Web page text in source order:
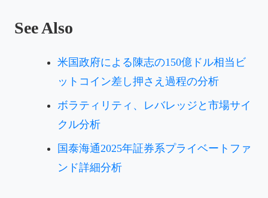
See Also
米国政府による陳志の150億ドル相当ビ
ットコイン差し押さえ過程の分析
ボラティリティ、レバレッジと市場サイ
クル分析
国泰海通2025年証券系プライベートファ
ンド詳細分析